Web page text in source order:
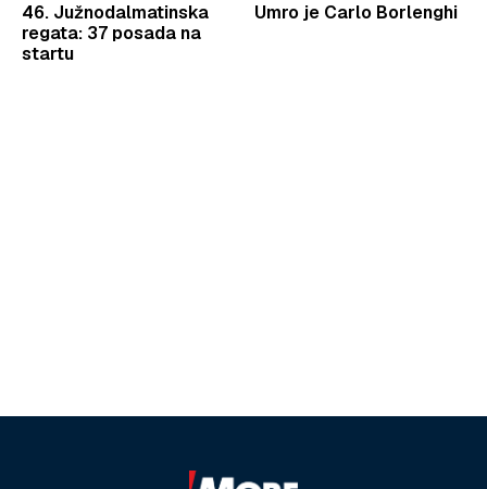
46. Južnodalmatinska
regata: 37 posada na
startu
Umro je Carlo Borlenghi